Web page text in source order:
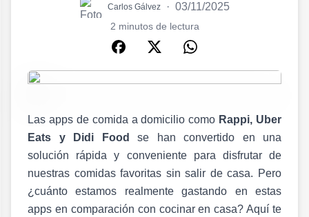
Carlos Gálvez · 03/11/2025
2 minutos de lectura
Las apps de comida a domicilio como Rappi, Uber
Eats y Didi Food
se han convertido en una
solución rápida y conveniente para disfrutar de
nuestras comidas favoritas sin salir de casa. Pero
¿cuánto estamos realmente gastando en estas
apps en comparación con cocinar en casa? Aquí te